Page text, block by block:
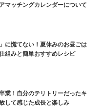
マッチングカレンダーについて
に慌てない！夏休みのお昼ごは
組みと簡単おすすめレシピ
業！自分のテリトリーだったキ
して感じた成長と楽しみ